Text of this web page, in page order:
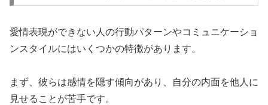
愛情表現ができない人の行動パターンやコミュニケーショ
ンスタイルにはいくつかの特徴があります。
まず、彼らは感情を隠す傾向があり、自分の内面を他人に
見せることが苦手です。